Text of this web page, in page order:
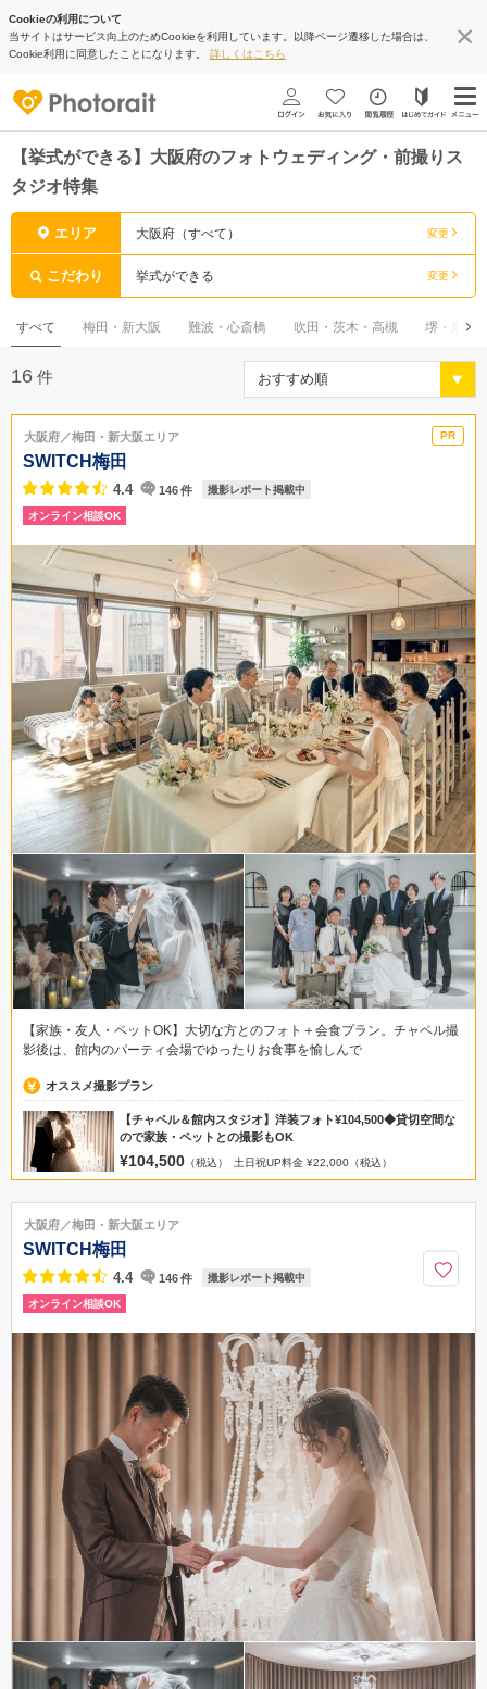
Cookieの利用について
当サイトはサービス向上のためCookieを利用しています。以降ページ遷移した場合は、
Cookie利用に同意したことになります。 詳しくはこちら
【挙式ができる】大阪府のフォトウェディング・前撮りス
タジオ特集
エリア 大阪府（すべて） 変更
こだわり 挙式ができる 変更
すべて 梅田・新大阪 難波・心斎橋 吹田・茨木・高槻 堺・泉佐
16 件
大阪府／梅田・新大阪エリア
SWITCH梅田
4.4 146件 撮影レポート掲載中
オンライン相談OK
【家族・友人・ペットOK】大切な方とのフォト＋会食プラン。チャペル撮
影後は、館内のパーティ会場でゆったりお食事を愉しんで
オススメ撮影プラン
【チャペル＆館内スタジオ】洋装フォト¥104,500◆貸切空間な
ので家族・ペットとの撮影もOK
¥104,500 （税込） 土日祝UP料金 ¥22,000（税込）
大阪府／梅田・新大阪エリア
SWITCH梅田
4.4 146件 撮影レポート掲載中
オンライン相談OK